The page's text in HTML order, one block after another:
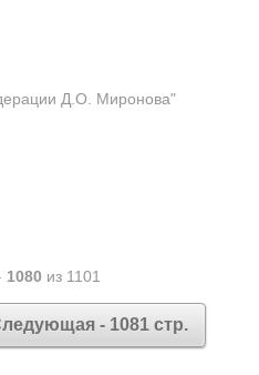
Д.О. Миронова"
1080 из 1101
- 1081 стр.